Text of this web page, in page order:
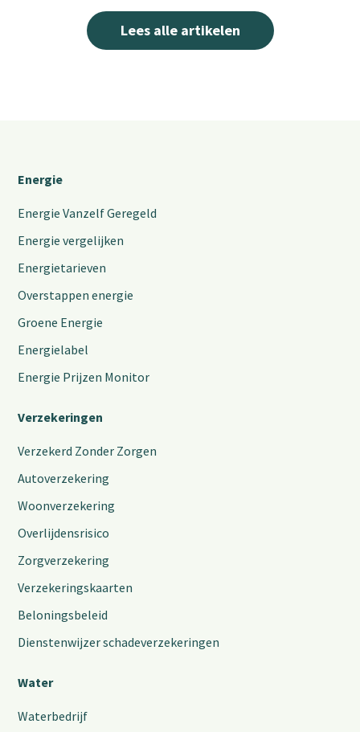
Lees alle artikelen
Energie
Energie Vanzelf Geregeld
Energie vergelijken
Energietarieven
Overstappen energie
Groene Energie
Energielabel
Energie Prijzen Monitor
Verzekeringen
Verzekerd Zonder Zorgen
Autoverzekering
Woonverzekering
Overlijdensrisico
Zorgverzekering
Verzekeringskaarten
Beloningsbeleid
Dienstenwijzer schadeverzekeringen
Water
Waterbedrijf